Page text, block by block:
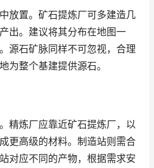
放置。矿石提炼厂可多建造几
出。建议将其分布在地图一
源石矿脉同样不可忽视，合理
为整个基建提供源石。
精炼厂应靠近矿石提炼厂，以
更高级的材料。制造站则需合
对应不同的产物，根据需求安